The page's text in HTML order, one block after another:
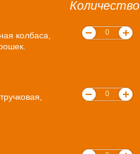
Количество
колбаса,